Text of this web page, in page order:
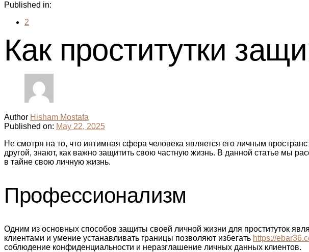
Published in:
2
Как проститутки
Author Hisham Mostafa
Published on: May 22, 2025
Не смотря на то, что интимная сфера человека является его личным
другой, знают, как важно защитить свою частную жизнь. В данной статье мы
в тайне свою личную жизнь.
Профессионализм
Одним из основных способов защиты своей личной жизни для проституток
клиентами и умение устанавливать границы позволяют избегать https://
соблюдение конфиденциальности и неразглашение личных данных клиентов.